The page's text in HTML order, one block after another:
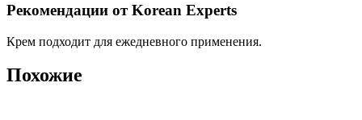
Рекомендации от Korean Experts
Крем подходит для ежедневного применения.
Похожие